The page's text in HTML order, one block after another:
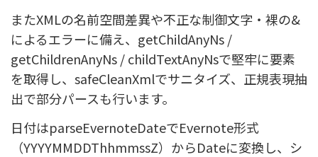
またXMLの名前空間差異や不正な制御文字・裸の&
によるエラーに備え、getChildAnyNs /
getChildrenAnyNs / childTextAnyNsで堅牢に要素
を取得し、safeCleanXmlでサニタイズ、正規表現抽
出で部分パースも行います。
日付はparseEvernoteDateでEvernote形式
（YYYYMMDDThhmmssZ）からDateに変換し、シ